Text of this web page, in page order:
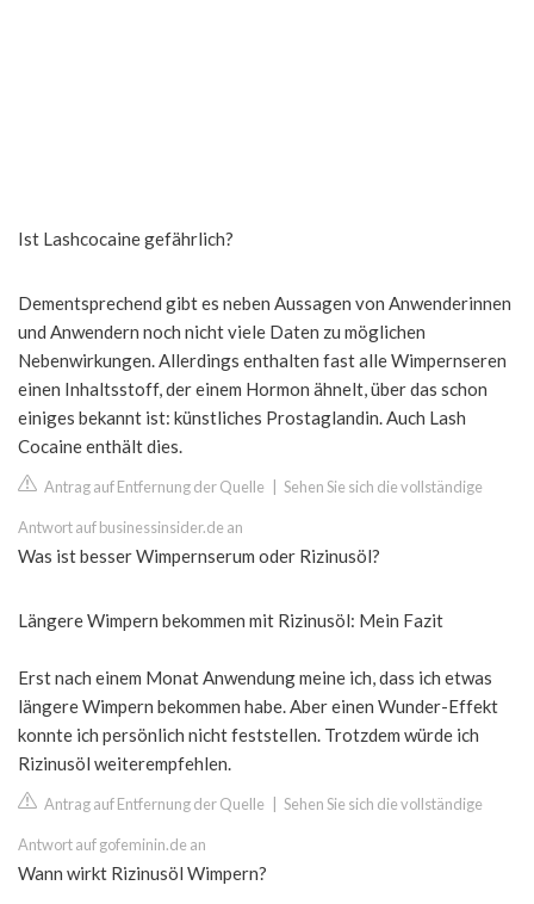
Ist Lashcocaine gefährlich?
Dementsprechend gibt es neben Aussagen von Anwenderinnen
und Anwendern noch nicht viele Daten zu möglichen
Nebenwirkungen. Allerdings enthalten fast alle Wimpernseren
einen Inhaltsstoff, der einem Hormon ähnelt, über das schon
einiges bekannt ist: künstliches Prostaglandin. Auch Lash
Cocaine enthält dies.
Antrag auf Entfernung der Quelle Sehen Sie sich die vollständige
Antwort auf businessinsider.de an
Was ist besser Wimpernserum oder Rizinusöl?
Längere Wimpern bekommen mit Rizinusöl: Mein Fazit
Erst nach einem Monat Anwendung meine ich, dass ich etwas
längere Wimpern bekommen habe. Aber einen Wunder-Effekt
konnte ich persönlich nicht feststellen. Trotzdem würde ich
Rizinusöl weiterempfehlen.
Antrag auf Entfernung der Quelle Sehen Sie sich die vollständige
Antwort auf gofeminin.de an
Wann wirkt Rizinusöl Wimpern?